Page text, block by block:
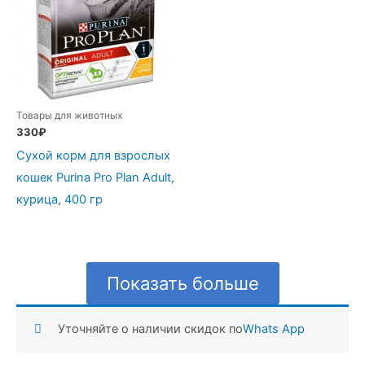
Товары для животных
330₽
Сухой корм для взрослых
кошек Purina Pro Plan Adult,
курица, 400 гр
Показать больше
Уточняйте о наличии скидок поWhats App